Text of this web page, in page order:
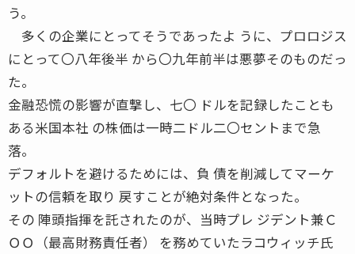
う。
多くの企業にとってそうであったよ うに、プロロジス
にとって〇八年後半 から〇九年前半は悪夢そのものだっ
た。
金融恐慌の影響が直撃し、七〇 ドルを記録したことも
ある米国本社 の株価は一時二ドル二〇セントまで急
落。
デフォルトを避けるためには、負 債を削減してマーケ
ットの信頼を取り 戻すことが絶対条件となった。
その 陣頭指揮を託されたのが、当時プレ ジデント兼Ｃ
ＯＯ（最高財務責任者） を務めていたラコウィッチ氏